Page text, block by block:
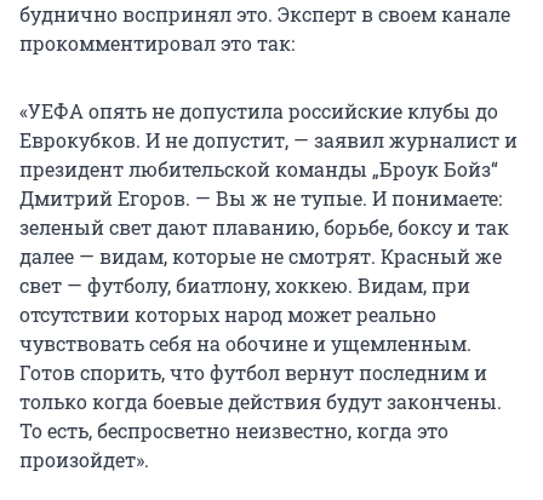
буднично воспринял это. Эксперт в своем канале
прокомментировал это так:
«УЕФА опять не допустила российские клубы до
Еврокубков. И не допустит, — заявил журналист и
президент любительской команды „Броук Бойз“
Дмитрий Егоров. — Вы ж не тупые. И понимаете:
зеленый свет дают плаванию, борьбе, боксу и так
далее — видам, которые не смотрят. Красный же
свет — футболу, биатлону, хоккею. Видам, при
отсутствии которых народ может реально
чувствовать себя на обочине и ущемленным.
Готов спорить, что футбол вернут последним и
только когда боевые действия будут закончены.
То есть, беспросветно неизвестно, когда это
произойдет».